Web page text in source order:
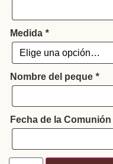
Medida *
Nombre del peque *
Fecha de la Comunión